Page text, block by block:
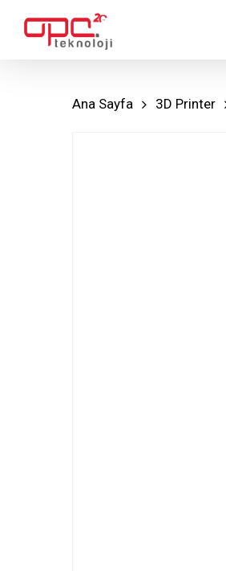
Ana Sayfa 3D Printer